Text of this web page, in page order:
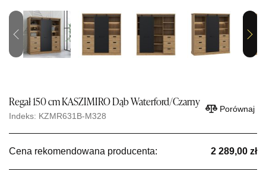
Previous Next
Regał 150 cm KASZIMIRO Dąb Waterford/Czarny
Indeks: KZMR631B-M328
Porównaj
Cena rekomendowana producenta: 2 289,00 zł